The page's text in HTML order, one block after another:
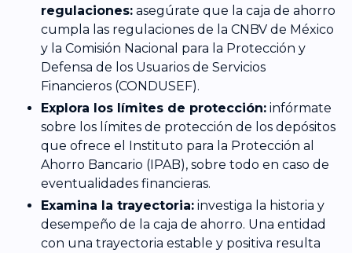
regulaciones: asegúrate que la caja de ahorro
cumpla las regulaciones de la CNBV de México
y la Comisión Nacional para la Protección y
Defensa de los Usuarios de Servicios
Financieros (CONDUSEF).
Explora los límites de protección: infórmate
sobre los límites de protección de los depósitos
que ofrece el Instituto para la Protección al
Ahorro Bancario (IPAB), sobre todo en caso de
eventualidades financieras.
Examina la trayectoria: investiga la historia y
desempeño de la caja de ahorro. Una entidad
con una trayectoria estable y positiva resulta